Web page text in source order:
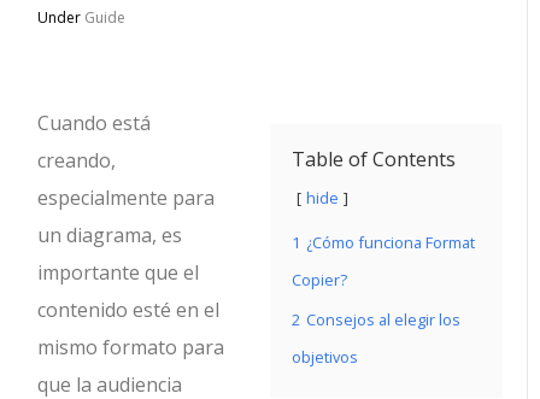
Under Guide
Table of Contents
hide
1 ¿Cómo funciona Format
Copier?
2 Consejos al elegir los
objetivos
Cuando está
creando,
especialmente para
un diagrama, es
importante que el
contenido esté en el
mismo formato para
que la audiencia